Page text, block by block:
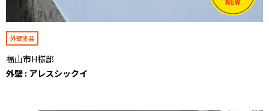
外壁塗装
福山市H様邸
外壁 : アレスシックイ